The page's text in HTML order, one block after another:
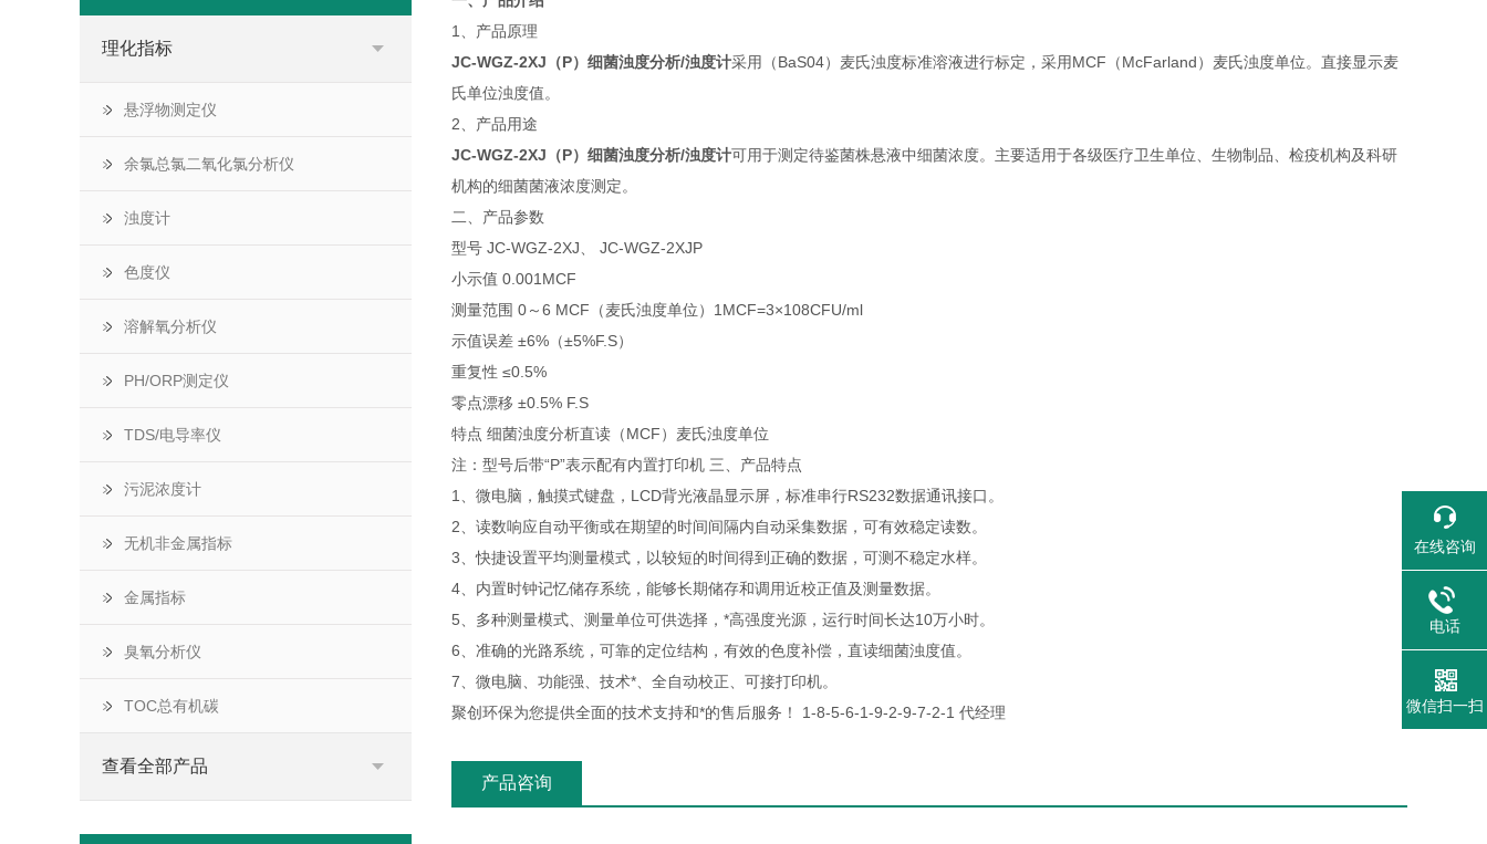
理化指标
悬浮物测定仪
余氯总氯二氧化氯分析仪
浊度计
色度仪
溶解氧分析仪
PH/ORP测定仪
TDS/电导率仪
污泥浓度计
无机非金属指标
金属指标
臭氧分析仪
TOC总有机碳
查看全部产品
1、产品原理
JC-WGZ-2XJ（P） 细菌浊度分析/浊度计采用（BaS04）麦氏浊度标准溶液进行标定，采用MCF（McFarland）麦氏浊度单位。直接显示麦
氏单位浊度值。
2、产品用途
JC-WGZ-2XJ（P） 细菌浊度分析/浊度计可用于测定待鉴菌株悬液中细菌浓度。主要适用于各级医疗卫生单位、生物制品、检疫机构及科研
机构的细菌菌液浓度测定。
二、产品参数
型号 JC-WGZ-2XJ、 JC-WGZ-2XJP
小示值 0.001MCF
测量范围 0～6 MCF（麦氏浊度单位）1MCF=3×108CFU/ml
示值误差 ±6%（±5%F.S）
重复性 ≤0.5%
零点漂移 ±0.5% F.S
特点 细菌浊度分析直读（MCF）麦氏浊度单位
注：型号后带“P”表示配有内置打印机 三、产品特点
1、微电脑，触摸式键盘，LCD背光液晶显示屏，标准串行RS232数据通讯接口。
2、读数响应自动平衡或在期望的时间间隔内自动采集数据，可有效稳定读数。
3、快捷设置平均测量模式，以较短的时间得到正确的数据，可测不稳定水样。
4、内置时钟记忆储存系统，能够长期储存和调用近校正值及测量数据。
5、多种测量模式、测量单位可供选择，*高强度光源，运行时间长达10万小时。
6、准确的光路系统，可靠的定位结构，有效的色度补偿，直读细菌浊度值。
7、微电脑、功能强、技术*、全自动校正、可接打印机。
聚创环保为您提供全面的技术支持和*的售后服务！ 1-8-5-6-1-9-2-9-7-2-1 代经理
产品咨询
在线咨询
电话
微信扫一扫